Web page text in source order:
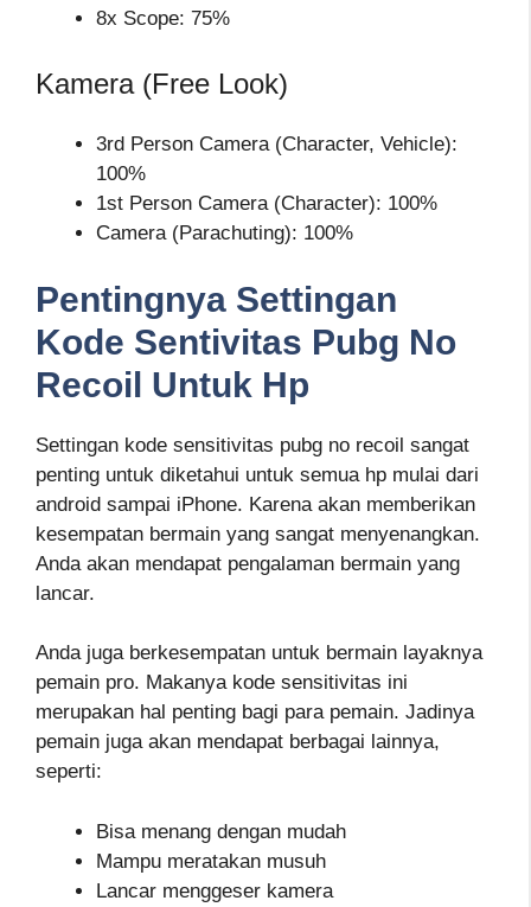
8x Scope: 75%
Kamera (Free Look)
3rd Person Camera (Character, Vehicle):
100%
1st Person Camera (Character): 100%
Camera (Parachuting): 100%
Pentingnya Settingan
Kode Sentivitas Pubg No
Recoil Untuk Hp
Settingan kode sensitivitas pubg no recoil sangat
penting untuk diketahui untuk semua hp mulai dari
android sampai iPhone. Karena akan memberikan
kesempatan bermain yang sangat menyenangkan.
Anda akan mendapat pengalaman bermain yang
lancar.
Anda juga berkesempatan untuk bermain layaknya
pemain pro. Makanya kode sensitivitas ini
merupakan hal penting bagi para pemain. Jadinya
pemain juga akan mendapat berbagai lainnya,
seperti:
Bisa menang dengan mudah
Mampu meratakan musuh
Lancar menggeser kamera